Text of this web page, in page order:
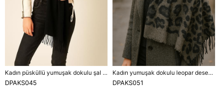
Kadın püsküllü yumuşak dokulu şal DPAKS045
DPAKS045
Kadın yumuşak dokulu leopar desen püsküllü şal atkı DPAKS051
DPAKS051